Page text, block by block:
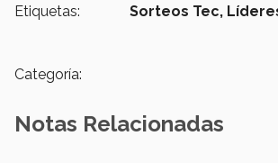
Etiquetas: Sorteos Tec,
Categoría:
Notas Relacionadas